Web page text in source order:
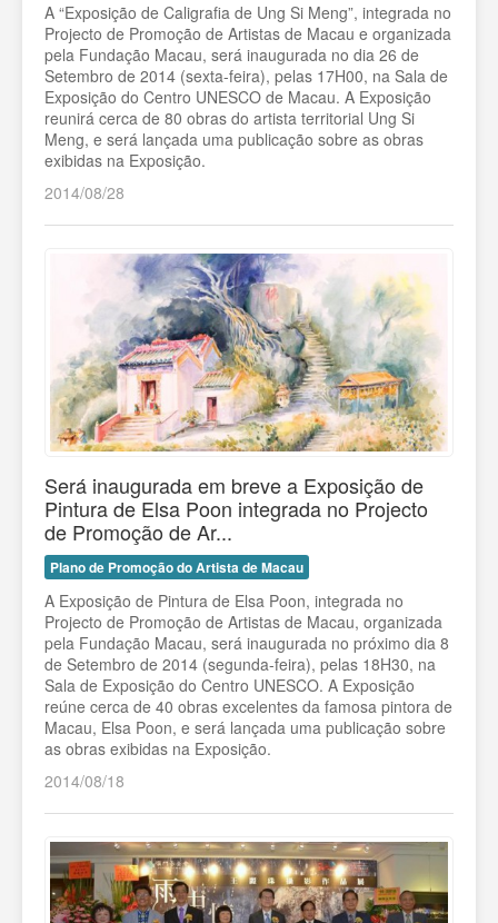
A “Exposição de Caligrafia de Ung Si Meng”, integrada no
Projecto de Promoção de Artistas de Macau e organizada
pela Fundação Macau, será inaugurada no dia 26 de
Setembro de 2014 (sexta-feira), pelas 17H00, na Sala de
Exposição do Centro UNESCO de Macau. A Exposição
reunirá cerca de 80 obras do artista territorial Ung Si
Meng, e será lançada uma publicação sobre as obras
exibidas na Exposição.
2014/08/28
Será inaugurada em breve a Exposição de
Pintura de Elsa Poon integrada no Projecto
de Promoção de Ar...
Plano de Promoção do Artista de Macau
A Exposição de Pintura de Elsa Poon, integrada no
Projecto de Promoção de Artistas de Macau, organizada
pela Fundação Macau, será inaugurada no próximo dia 8
de Setembro de 2014 (segunda-feira), pelas 18H30, na
Sala de Exposição do Centro UNESCO. A Exposição
reúne cerca de 40 obras excelentes da famosa pintora de
Macau, Elsa Poon, e será lançada uma publicação sobre
as obras exibidas na Exposição.
2014/08/18